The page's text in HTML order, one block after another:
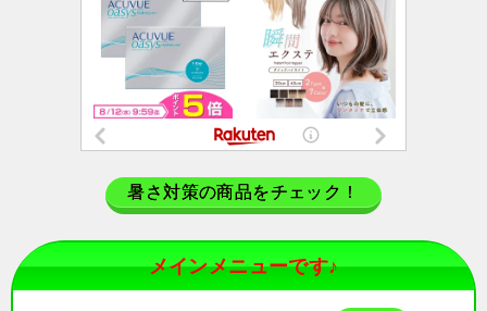
暑さ対策の商品をチェック！
メインメニューです♪